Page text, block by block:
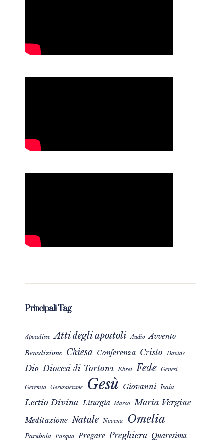
Principali Tag
Apocalisse Atti degli apostoli Audio Avvento
Benedizione Chiesa Conferenza Cristo Davide
Dio Diocesi di Tortona Ebrei Fede Genesi
Geremia Gerusalemme Gesù Giovanni Isaia
Lectio Divina Liturgia Marco Maria Vergine
Meditazione Natale Novena Omelia
Parabola Pasqua Pregare Preghiera Quaresima